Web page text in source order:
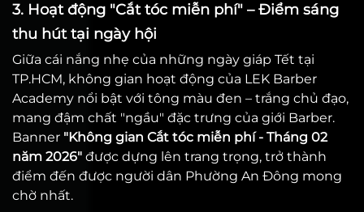
3. Hoạt động "Cắt tóc miễn phí" – Điểm sáng
thu hút tại ngày hội
Giữa cái nắng nhẹ của những ngày giáp Tết tại
TP.HCM, không gian hoạt động của LEK Barber
Academy nổi bật với tông màu đen – trắng chủ đạo,
mang đậm chất "ngầu" đặc trưng của giới Barber.
Banner "Không gian Cắt tóc miễn phí - Tháng 02
năm 2026" được dựng lên trang trọng, trở thành
điểm đến được người dân Phường An Đông mong
chờ nhất.